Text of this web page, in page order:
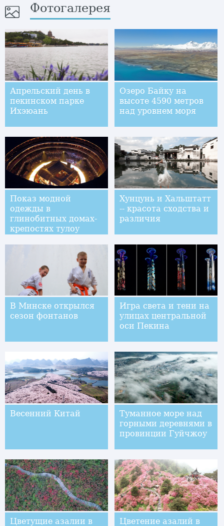
Фотогалерея
Апрельский день в
пекинском парке
Ихэюань
Озеро Байку на
высоте 4590 метров
над уровнем моря
Показ модной
одежды в
глинобитных домах-
крепостях тулоу
Хунцунь и Хальштатт
-- красота сходства и
различия
В Минске открылся
сезон фонтанов
Игра света и тени на
улицах центральной
оси Пекина
Весенний Китай
Туманное море над
горными деревнями в
провинции Гуйчжоу
Цветущие азалии в Цветение азалий в